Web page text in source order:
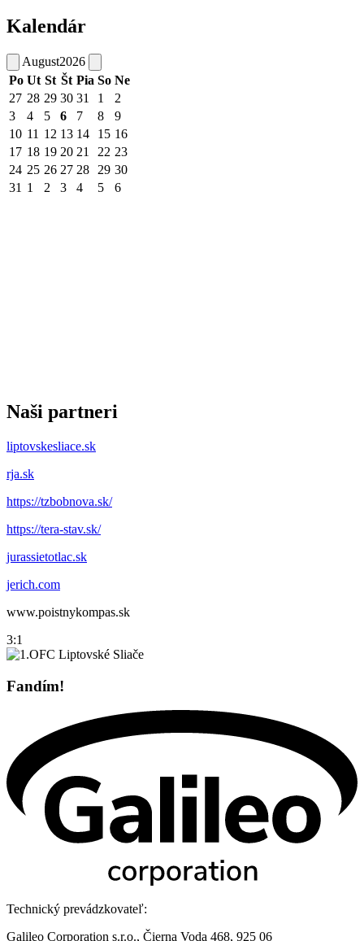
Kalendár
August2026
Po Ut St Št Pia So Ne
27 28 29 30 31 1
2
3
4 5 6 7 8
9
10 11 12 13 14 15 16
17 18 19 20 21 22 23
24 25 26 27 28 29 30
31 1 2 3 4 5 6
Naši partneri
liptovskesliace.sk
rja.sk
https://tzbobnova.sk/
https://tera-stav.sk/
jurassietotlac.sk
jerich.com
www.poistnykompas.sk
3:1
Fandím!
Technický prevádzkovateľ:
Galileo Corporation s.r.o., Čierna Voda 468, 925 06